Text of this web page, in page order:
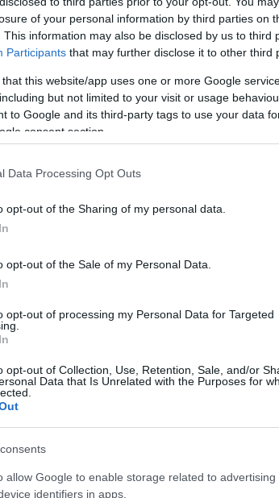
of your personal information by third parties on
This information may also be disclosed by us to third
Participants that may further disclose it to other third
that this website/app uses one or more Google
but not limited to your visit or usage
to Google and its third-party tags to use your data
consent section.
Data Processing Opt Outs
opt-out of the Sharing of my personal data.
opt-out of the Sale of my Personal Data.
opt-out of processing my Personal Data for Targeted
opt-out of Collection, Use, Retention, Sale, and/or
Data that Is Unrelated with the Purposes for
allow Google to enable storage related to advertising
identifiers in apps.
6000, 510, 515, 520, 530
illetve 6200
balatoni kardioösvény (X)
#szoftver